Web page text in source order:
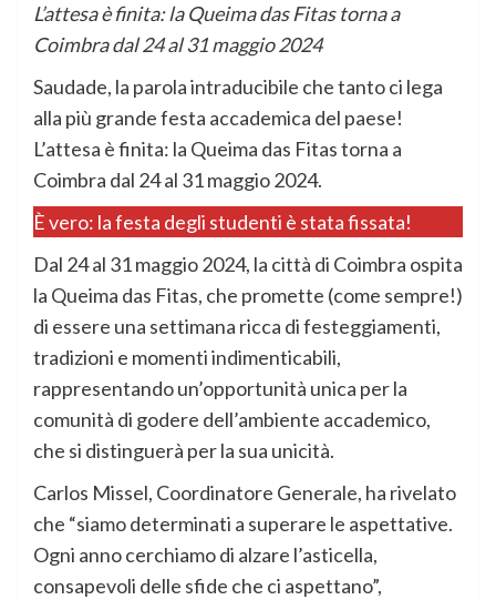
L’attesa è finita: la Queima das Fitas torna a
Coimbra dal 24 al 31 maggio 2024
Saudade, la parola intraducibile che tanto ci lega
alla più grande festa accademica del paese!
L’attesa è finita: la Queima das Fitas torna a
Coimbra dal 24 al 31 maggio 2024.
È vero: la festa degli studenti è stata fissata!
Dal 24 al 31 maggio 2024, la città di Coimbra ospita
la Queima das Fitas, che promette (come sempre!)
di essere una settimana ricca di festeggiamenti,
tradizioni e momenti indimenticabili,
rappresentando un’opportunità unica per la
comunità di godere dell’ambiente accademico,
che si distinguerà per la sua unicità.
Carlos Missel, Coordinatore Generale, ha rivelato
che “siamo determinati a superare le aspettative.
Ogni anno cerchiamo di alzare l’asticella,
consapevoli delle sfide che ci aspettano”,